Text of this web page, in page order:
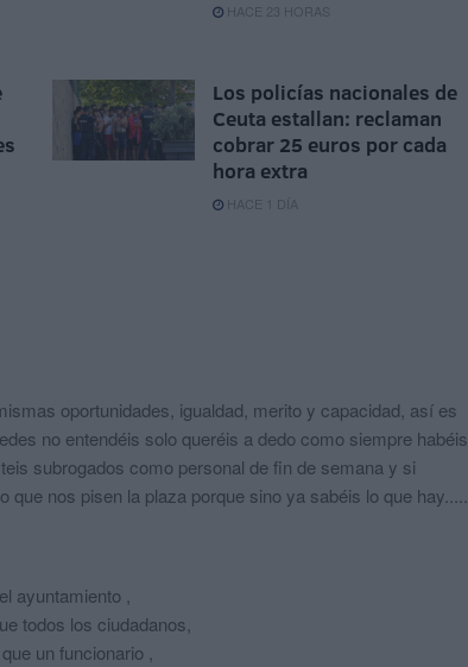
HACE 23 HORAS
Los policías nacionales de
Ceuta estallan: reclaman
cobrar 25 euros por cada
hora extra
HACE 1 DÍA
oportunidades, igualdad, merito y capacidad, así es
no entendéis solo queréis a dedo como siempre habéis
subrogados como personal de fin de semana y si
nos pisen la plaza porque sino ya sabéis lo que hay.....
ayuntamiento ,
todos los ciudadanos,
un funcionario ,